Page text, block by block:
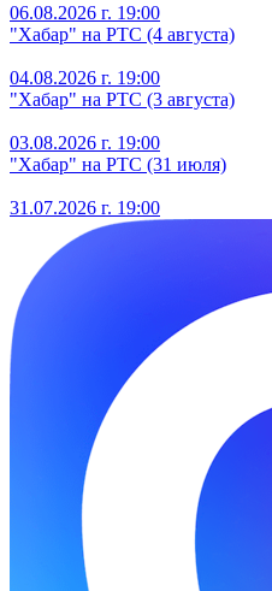
06.08.2026 г. 19:00
"Хабар" на РТС (4 августа)
04.08.2026 г. 19:00
"Хабар" на РТС (3 августа)
03.08.2026 г. 19:00
"Хабар" на РТС (31 июля)
31.07.2026 г. 19:00